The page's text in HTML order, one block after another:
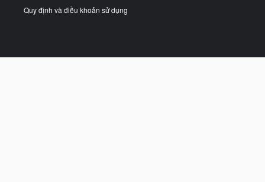
Quy định và điều khoản sử dụng